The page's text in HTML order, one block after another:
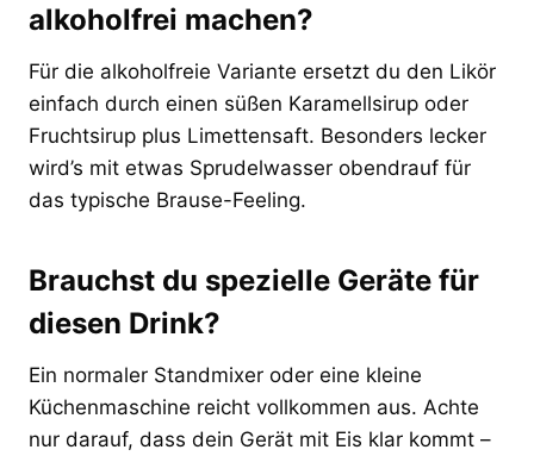
alkoholfrei machen?
Für die alkoholfreie Variante ersetzt du den Likör
einfach durch einen süßen Karamellsirup oder
Fruchtsirup plus Limettensaft. Besonders lecker
wird’s mit etwas Sprudelwasser obendrauf für
das typische Brause-Feeling.
Brauchst du spezielle Geräte für
diesen Drink?
Ein normaler Standmixer oder eine kleine
Küchenmaschine reicht vollkommen aus. Achte
nur darauf, dass dein Gerät mit Eis klar kommt –